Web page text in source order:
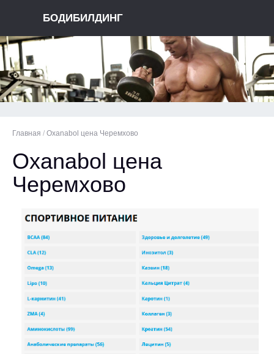
БОДИБИЛДИНГ
Главная / Oxanabol цена Черемхово
Oxanabol цена
Черемхово